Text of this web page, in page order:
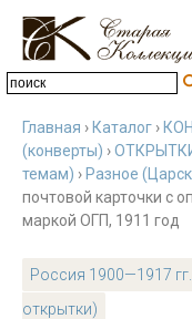
Главная › Каталог ›
(конверты) ›
темам) › Разное
почтовой карточки с
маркой ОГП, 1911 год
Россия 1900—1917
открытки)